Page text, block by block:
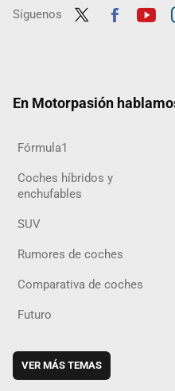
Síguenos
En Motorpasión
Fórmula1
Coches híbridos y
enchufables
SUV
Rumores de coches
Comparativa de coches
Futuro
VER MÁS TEMAS